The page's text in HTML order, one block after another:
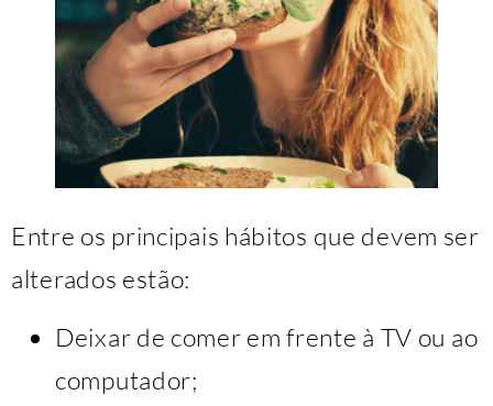
Entre os principais hábitos que devem ser
alterados estão:
Deixar de comer em frente à TV ou ao
computador;